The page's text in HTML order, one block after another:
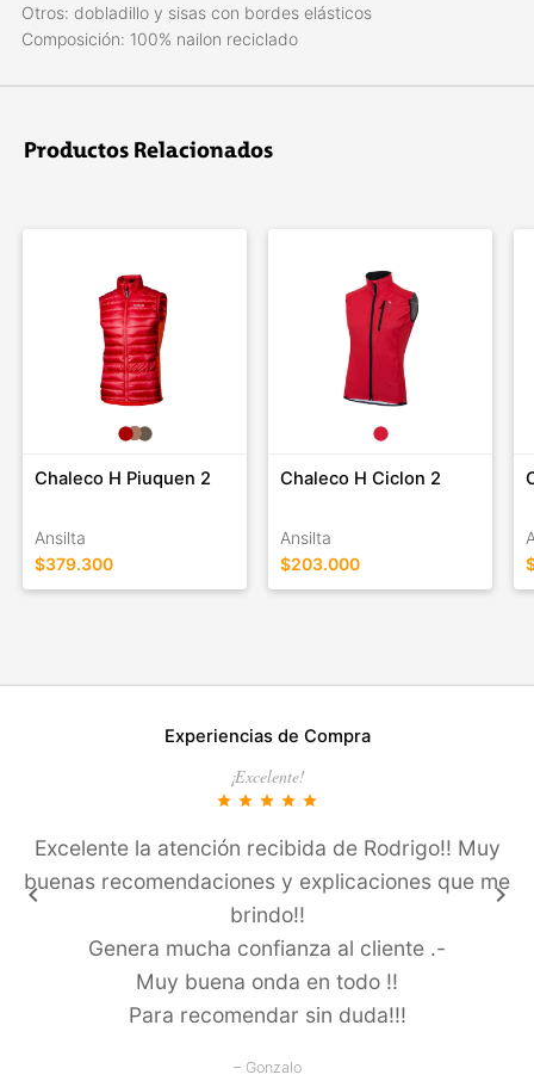
Otros: dobladillo y sisas con bordes elásticos
Composición: 100% nailon reciclado
Productos Relacionados
Chaleco H Piuquen 2
Ansilta
$379.300
Chaleco H Ciclon 2
Ansilta
$203.000
Experiencias de Compra
¡Excelente!
star star star star star
Excelente la atención recibida de Rodrigo!! Muy
buenas recomendaciones y explicaciones que me
brindo!!
Genera mucha confianza al cliente .-
Muy buena onda en todo !!
Para recomendar sin duda!!!
– Gonzalo
keyboard_arrow_left keyboard_arrow_right